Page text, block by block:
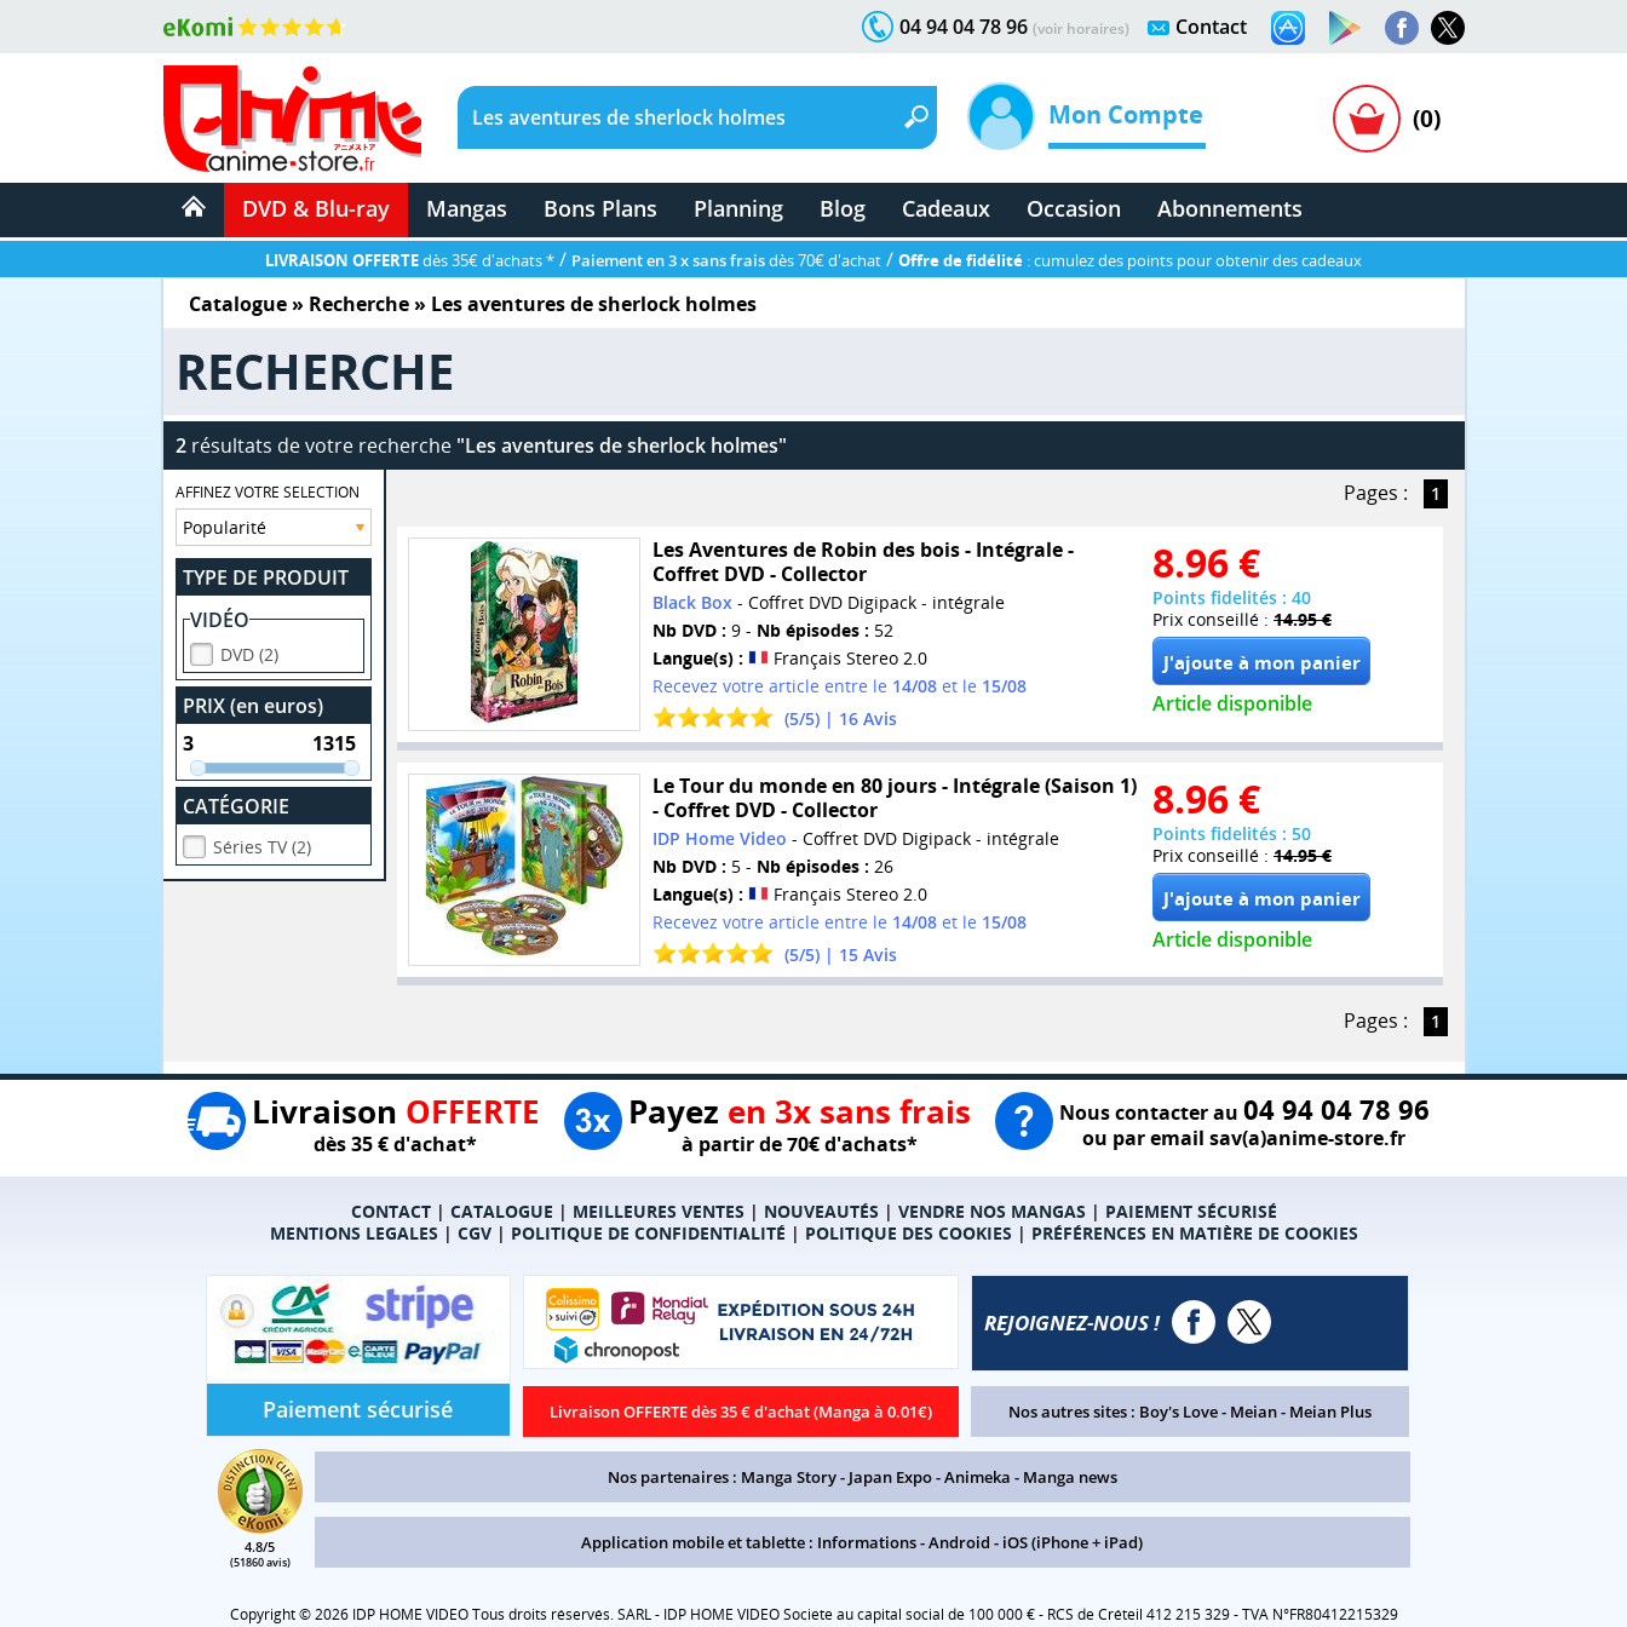
Contact
04 94 04 78 96 (voir horaires)
Mon Compte (0)
DVD & Blu-ray Mangas Bons Plans Planning Blog Cadeaux Occasion Abonnements
LIVRAISON OFFERTEdès 35€ d'achats * / Paiement en 3 x sans fraisdès 70€ d'achat / Offre de fidélité : cumulez des points pour obtenir des cadeaux
Catalogue» Recherche » Les aventures de sherlock holmes
RECHERCHE
2résultats de votre recherche "Les aventures de sherlock holmes"
AFFINEZ VOTRE SELECTION
TYPE DE PRODUIT
VIDÉO
DVD (2)
PRIX (en euros)
CATÉGORIE
Séries TV (2)
Pages : 1
Les Aventures de Robin des bois - Intégrale -
Coffret DVD - Collector
Black Box- Coffret DVD Digipack - intégrale
Nb DVD : 9 - Nb épisodes : 52
Langue(s) :
Français Stereo 2.0
Recevez votre article entre le 14/08et le 15/08
(5/5) | 16Avis
8.96 €
Points fidelités : 40
Prix conseillé : 14.95 €
Article disponible
Le Tour du monde en 80 jours - Intégrale (Saison 1)
- Coffret DVD - Collector
IDP Home Video - Coffret DVD Digipack - intégrale
Nb DVD : 5 - Nb épisodes : 26
Langue(s) :
Français Stereo 2.0
Recevez votre article entre le 14/08et le 15/08
(5/5) | 15Avis
8.96 €
Points fidelités : 50
Prix conseillé : 14.95 €
Article disponible
Pages : 1
Livraison OFFERTE
dès 35 € d'achat*
Payez en 3x sans frais
à partir de 70€ d'achats*
Nous contacter au 04 94 04 78 96
ou par email sav(a)anime-store.fr
CONTACT| CATALOGUE | MEILLEURES VENTES | NOUVEAUTÉS | VENDRE NOS MANGAS | PAIEMENT SÉCURISÉ
MENTIONS LEGALES | CGV| POLITIQUE DE CONFIDENTIALITÉ | POLITIQUE DES COOKIES | PRÉFÉRENCES EN MATIÈRE DE COOKIES
Paiement sécurisé Livraison OFFERTE dès 35 € d'achat (Manga à 0.01€)
REJOIGNEZ-NOUS !
Nos autres sites : Boy's Love- Meian- Meian Plus
4.8/5
(51860 avis)
Nos partenaires : Manga Story- Japan Expo-Animeka - Manga news
Application mobile et tablette : Informations-Android - iOS (iPhone + iPad)
Copyright © 2026 IDP HOME VIDEO Tous droits réservés. SARL - IDP HOME VIDEO Societe au capital social de 100 000 € - RCS de Créteil 412 215 329 - TVA N°FR80412215329